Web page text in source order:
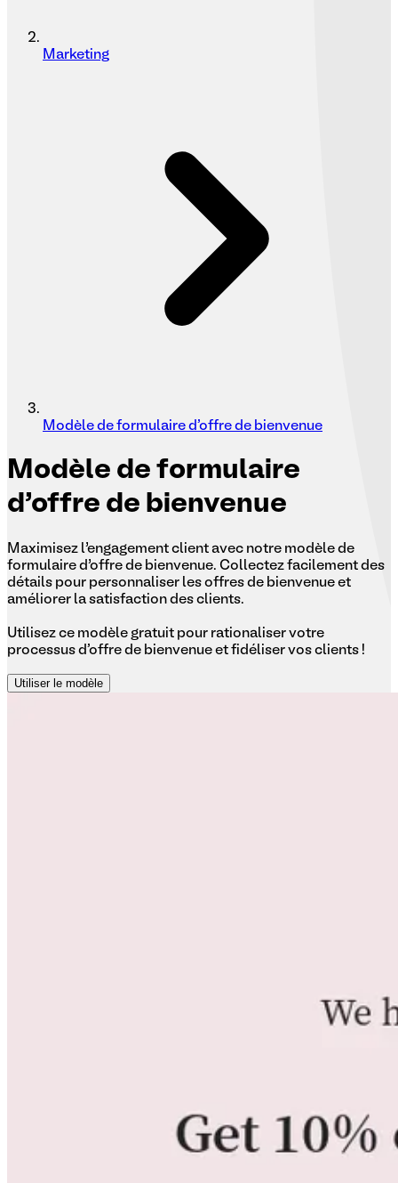
Marketing
Modèle de formulaire d'offre de bienvenue
Modèle de formulaire
d'offre de bienvenue
Maximisez l’engagement client avec notre modèle de
formulaire d’offre de bienvenue. Collectez facilement des
détails pour personnaliser les offres de bienvenue et
améliorer la satisfaction des clients.
Utilisez ce modèle gratuit pour rationaliser votre
processus d'offre de bienvenue et fidéliser vos clients !
Utiliser le modèle